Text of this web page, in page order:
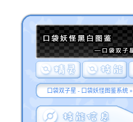
口袋双子星 - 口袋妖怪图鉴系统»